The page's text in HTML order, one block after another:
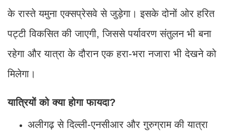
के रास्ते यमुना एक्सप्रेसवे से जुड़ेगा। इसके दोनों ओर हरित
पट्टी विकसित की जाएगी, जिससे पर्यावरण संतुलन भी बना
रहेगा और यात्रा के दौरान एक हरा-भरा नजारा भी देखने को
मिलेगा।
यात्रियों को क्या होगा फायदा?
अलीगढ़ से दिल्ली-एनसीआर और गुरुग्राम की यात्रा